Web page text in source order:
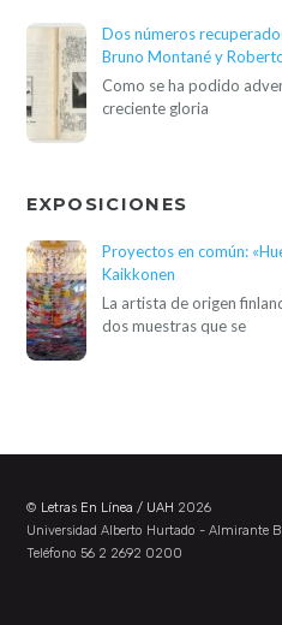
Dos números
Bruno Montané y
Como se ha podido
creciente gloria
EXPOSICIONES
Proyectos en común:
Kaikkonen
La artista de origen
dos muestras que se
© Letras En Línea / UAH 2026
Universidad Alberto Hurtado - Almirante
Teléfono 56 2 2692 0200